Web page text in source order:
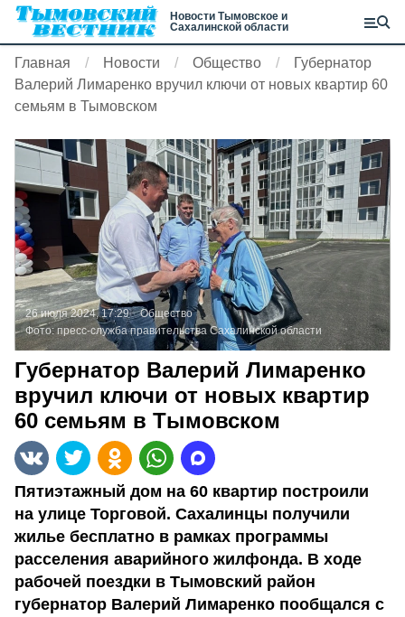
Новости Тымовское и
Сахалинской области
Главная Новости Общество
Губернатор
Валерий Лимаренко вручил ключи от новых квартир 60
семьям в Тымовском
26 июля 2024, 17:29
Общество
Фото:пресс-служба правительства Сахалинской области
Губернатор Валерий Лимаренко
вручил ключи от новых квартир
60 семьям в Тымовском
Пятиэтажный дом на 60 квартир построили
на улице Торговой. Сахалинцы получили
жилье бесплатно в рамках программы
расселения аварийного жилфонда. В ходе
рабочей поездки в Тымовский район
губернатор Валерий Лимаренко пообщался с